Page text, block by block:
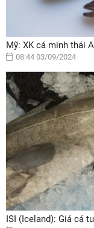
Mỹ: XK cá minh thái
08:44 03/09/2024
ISI (Iceland): Giá cá